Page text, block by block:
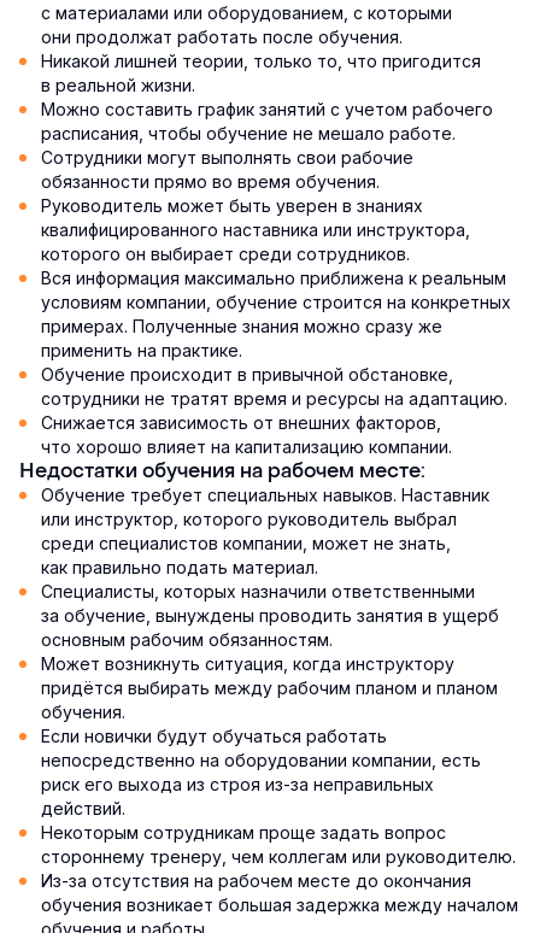
с материалами или оборудованием, с которыми
они продолжат работать после обучения.
Никакой лишней теории, только то, что пригодится
в реальной жизни.
Можно составить график занятий с учетом рабочего
расписания, чтобы обучение не мешало работе.
Сотрудники могут выполнять свои рабочие
обязанности прямо во время обучения.
Руководитель может быть уверен в знаниях
квалифицированного наставника или инструктора,
которого он выбирает среди сотрудников.
Вся информация максимально приближена к реальным
условиям компании, обучение строится на конкретных
примерах. Полученные знания можно сразу же
применить на практике.
Обучение происходит в привычной обстановке,
сотрудники не тратят время и ресурсы на адаптацию.
Снижается зависимость от внешних факторов,
что хорошо влияет на капитализацию компании.
Недостатки обучения на рабочем месте:
Обучение требует специальных навыков. Наставник
или инструктор, которого руководитель выбрал
среди специалистов компании, может не знать,
как правильно подать материал.
Специалисты, которых назначили ответственными
за обучение, вынуждены проводить занятия в ущерб
основным рабочим обязанностям.
Может возникнуть ситуация, когда инструктору
придётся выбирать между рабочим планом и планом
обучения.
Если новички будут обучаться работать
непосредственно на оборудовании компании, есть
риск его выхода из строя из-за неправильных
действий.
Некоторым сотрудникам проще задать вопрос
стороннему тренеру, чем коллегам или руководителю.
Из-за отсутствия на рабочем месте до окончания
обучения возникает большая задержка между началом
обучения и работы.